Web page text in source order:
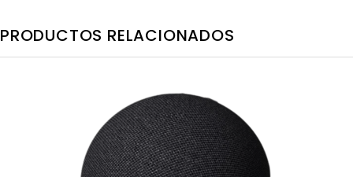
PRODUCTOS RELACIONADOS